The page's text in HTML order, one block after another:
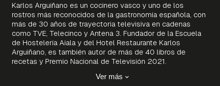
Karlos Arguiñano es un cocinero vasco y uno de los
rostros más reconocidos de la gastronomía española, con
más de 30 años de trayectoria televisiva en cadenas
como TVE, Telecinco y Antena 3. Fundador de la Escuela
de Hostelería Aiala y del Hotel Restaurante Karlos
Arguiñano, es también autor de más de 40 libros de
recetas y Premio Nacional de Televisión 2021.
Ver más